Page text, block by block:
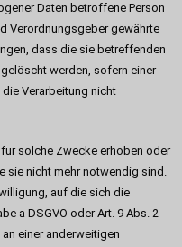
Daten betroffene Person
Verordnungsgeber gewährte
dass die sie betreffenden
werden, sofern einer
Verarbeitung nicht
solche Zwecke erhoben oder
sie nicht mehr notwendig sind.
auf die sich die
a DSGVO oder Art. 9 Abs. 2
einer anderweitigen